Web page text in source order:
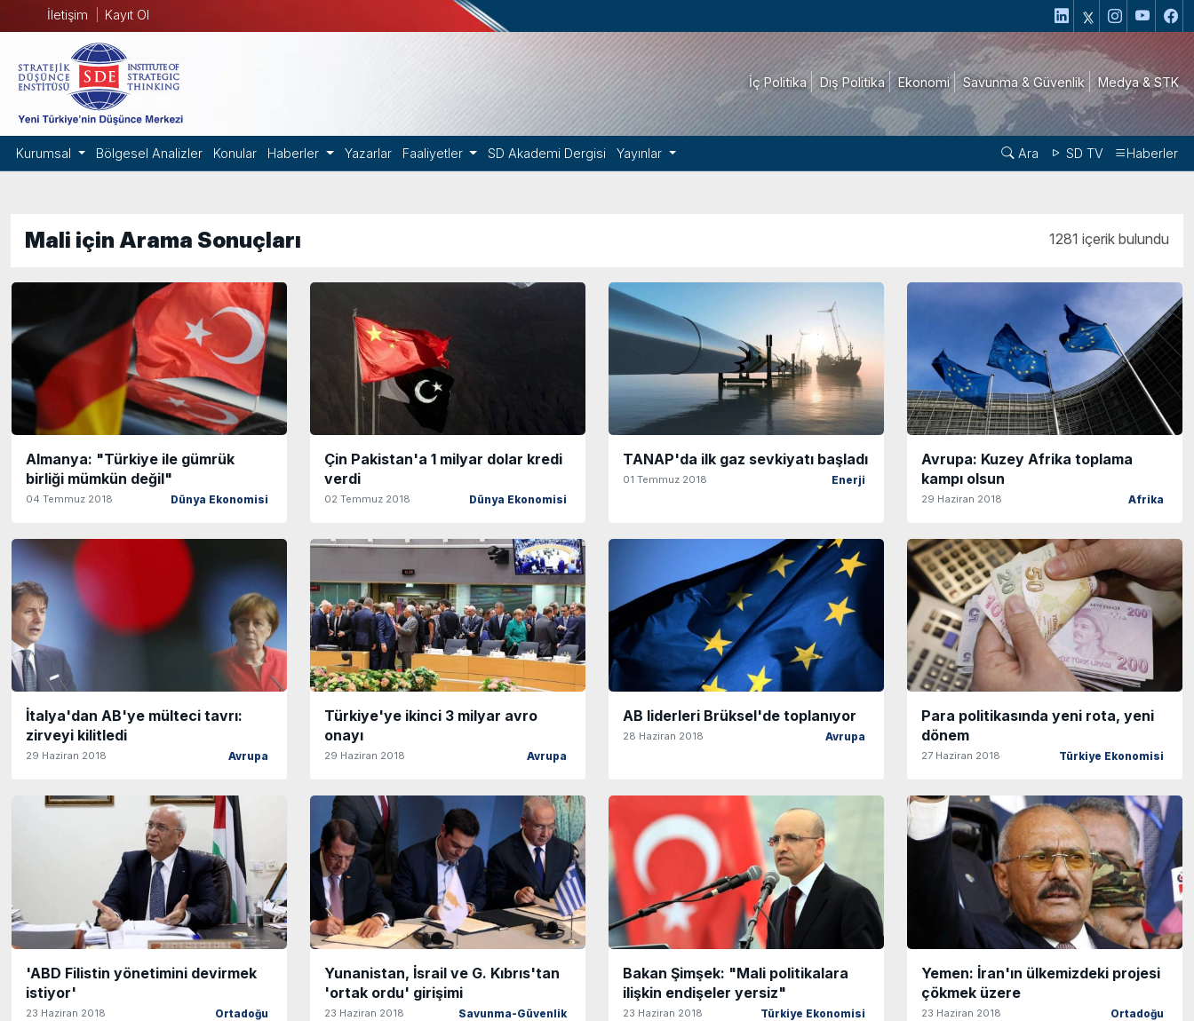
İletişim Kayıt Ol
İç Politika Dış Politika Ekonomi Savunma & Güvenlik Medya & STK
Kurumsal Bölgesel Analizler Konular Haberler Yazarlar Faaliyetler SD Akademi Dergisi Yayınlar Ara SD TV Haberler
Mali için Arama Sonuçları 1281 içerik bulundu
Almanya: "Türkiye ile gümrük
birliği mümkün değil"
04 Temmuz 2018 Dünya Ekonomisi
Çin Pakistan'a 1 milyar dolar kredi
verdi
02 Temmuz 2018 Dünya Ekonomisi
TANAP'da ilk gaz sevkiyatı başladı
01 Temmuz 2018 Enerji
Avrupa: Kuzey Afrika toplama
kampı olsun
29 Haziran 2018 Afrika
İtalya'dan AB'ye mülteci tavrı:
zirveyi kilitledi
29 Haziran 2018 Avrupa
Türkiye'ye ikinci 3 milyar avro
onayı
29 Haziran 2018 Avrupa
AB liderleri Brüksel'de toplanıyor
28 Haziran 2018 Avrupa
Para politikasında yeni rota, yeni
dönem
27 Haziran 2018 Türkiye Ekonomisi
'ABD Filistin yönetimini devirmek
istiyor'
23 Haziran 2018 Ortadoğu
Yunanistan, İsrail ve G. Kıbrıs'tan
'ortak ordu' girişimi
23 Haziran 2018 Savunma-Güvenlik
Bakan Şimşek: "Mali politikalara
ilişkin endişeler yersiz"
23 Haziran 2018 Türkiye Ekonomisi
Yemen: İran'ın ülkemizdeki projesi
çökmek üzere
23 Haziran 2018 Ortadoğu